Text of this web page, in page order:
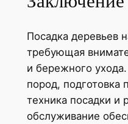
Посадка деревьев
требующая
и бережного
пород, подготовка
техника посадки и
обслуживание